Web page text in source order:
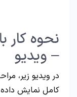
– ویدیو
در ویدیو زیر،
کامل نمایش